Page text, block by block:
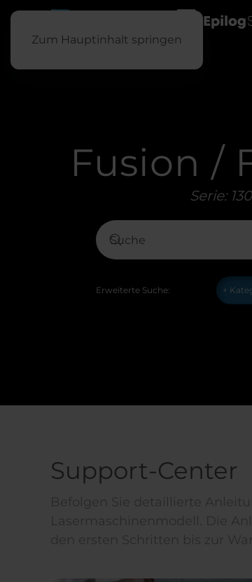
Zum Hauptinhalt springen
Fusion /
Serie:
Erweiterte Suche:
Support-Center